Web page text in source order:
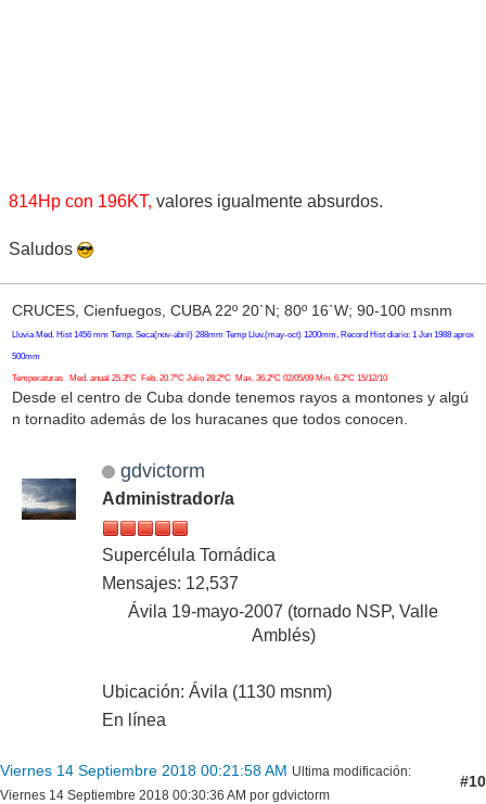
814Hp con 196KT, valores igualmente absurdos.
Saludos
CRUCES, Cienfuegos, CUBA 22º 20`N; 80º 16`W; 90-100 msnm
Lluvia Med. Hist 1456 mm Temp. Seca(nov-abril) 288mm Temp Lluv.(may-oct) 1200mm, Record Hist diario: 1 Jun 1988 aprox
500mm
Temperaturas Med. anual 25.3ºC Feb. 20.7ºC Julio 28.2ºC Max. 36.2ºC 02/05/09 Min. 6.2ºC 15/12/10
Desde el centro de Cuba donde tenemos rayos a montones y algú
n tornadito además de los huracanes que todos conocen.
gdvictorm
Administrador/a
Supercélula Tornádica
Mensajes: 12,537
Ávila 19-mayo-2007 (tornado NSP, Valle
Amblés)
Ubicación: Ávila (1130 msnm)
En línea
Viernes 14 Septiembre 2018 00:21:58 AM Ultima modificación:
Viernes 14 Septiembre 2018 00:30:36 AM por gdvictorm
#10